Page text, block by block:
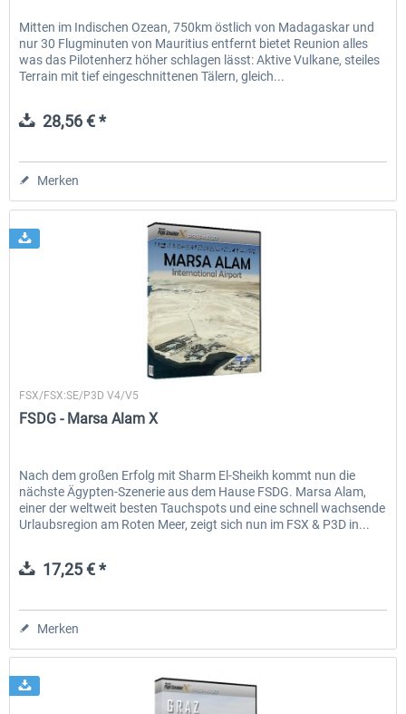
Mitten im Indischen Ozean, 750km östlich von Madagaskar und
nur 30 Flugminuten von Mauritius entfernt bietet Reunion alles
was das Pilotenherz höher schlagen lässt: Aktive Vulkane, steiles
Terrain mit tief eingeschnittenen Tälern, gleich...
28,56 € *
Merken
FSDG
FSX/FSX:SE/P3D V4/V5
FSDG - Marsa Alam X
Nach dem großen Erfolg mit Sharm El-Sheikh kommt nun die
nächste Ägypten-Szenerie aus dem Hause FSDG. Marsa Alam,
einer der weltweit besten Tauchspots und eine schnell wachsende
Urlaubsregion am Roten Meer, zeigt sich nun im FSX & P3D in...
17,25 € *
Merken